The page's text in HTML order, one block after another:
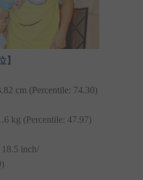
】
cm (Percentile: 74.30)
kg (Percentile: 47.97)
18.5 inch/